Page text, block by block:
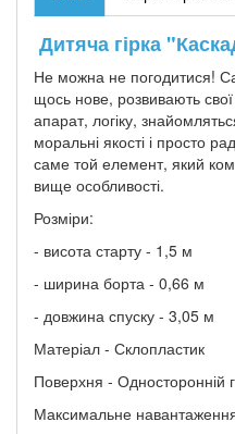
Дитяча гірка
Не можна не погодитися!
щось нове, розвивають
апарат, логіку,
моральні якості і просто
саме той елемент, який
вище особливості.
Розміри:
- висота старту - 1,5 м
- ширина борта - 0,66 м
- довжина спуску - 3,05 м
Матеріал - Склопластик
Поверхня - Односторонній
Максимальне